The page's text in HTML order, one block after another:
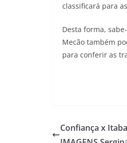
classificará para
Desta forma,
Mecão também
para conferir as
Confiança x